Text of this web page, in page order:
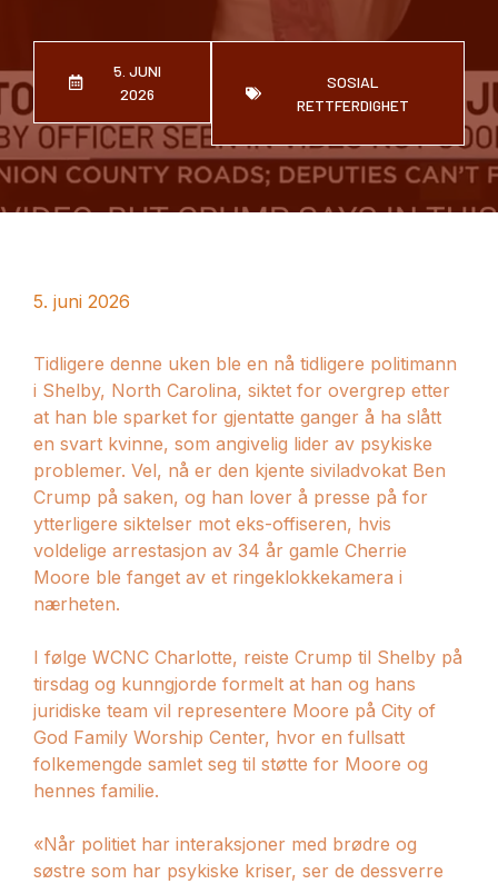
5. JUNI
2026
SOSIAL
RETTFERDIGHET
5. juni 2026
Tidligere denne uken ble en nå tidligere politimann
i Shelby, North Carolina, siktet for overgrep etter
at han ble sparket for gjentatte ganger å ha slått
en svart kvinne, som angivelig lider av psykiske
problemer. Vel, nå er den kjente siviladvokat Ben
Crump på saken, og han lover å presse på for
ytterligere siktelser mot eks-offiseren, hvis
voldelige arrestasjon av 34 år gamle Cherrie
Moore ble fanget av et ringeklokkekamera i
nærheten.
I følge WCNC Charlotte, reiste Crump til Shelby på
tirsdag og kunngjorde formelt at han og hans
juridiske team vil representere Moore på City of
God Family Worship Center, hvor en fullsatt
folkemengde samlet seg til støtte for Moore og
hennes familie.
«Når politiet har interaksjoner med brødre og
søstre som har psykiske kriser, ser de dessverre